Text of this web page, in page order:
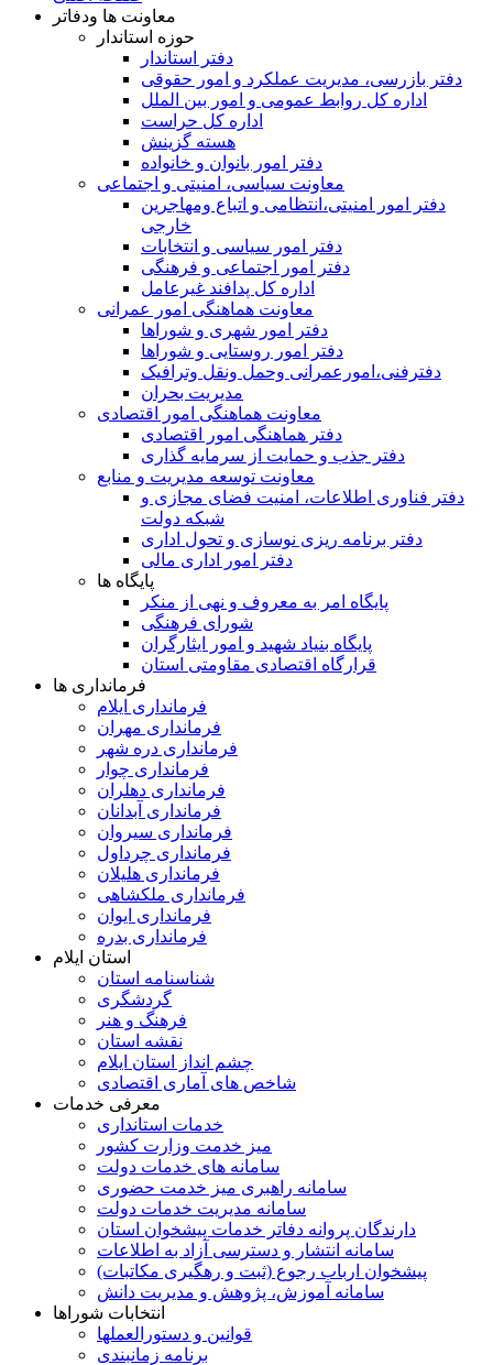
معاونت ها ودفاتر
حوزه استاندار
دفتر استاندار
دفتر بازرسی، مدیریت عملکرد و امور حقوقی
اداره کل روابط عمومی و امور بین الملل
اداره کل حراست
هسته گزینش
دفتر امور بانوان و خانواده
معاونت سیاسی، امنیتی و اجتماعی
دفتر امور امنيتی،انتظامی و اتباع ومهاجرین
خارجی
دفتر امور سیاسی و انتخابات
دفتر امور اجتماعی و فرهنگی
اداره کل پدافند غیرعامل
معاونت هماهنگی امور عمرانی
دفتر امور شهری و شوراها
دفتر امور روستایی و شوراها
دفترفنی،امورعمرانی وحمل ونقل وترافيک
مدیریت بحران
معاونت هماهنگی امور اقتصادی
دفتر هماهنگی امور اقتصادی
دفتر جذب و حمایت از سرمایه گذاری
معاونت توسعه مدیریت و منابع
دفتر فناوری اطلاعات، امنیت فضای مجازی و
شبکه دولت
دفتر برنامه ریزی نوسازی و تحول اداری
دفتر امور اداری مالی
پایگاه ها
پایگاه امر به معروف و نهی از منکر
شورای فرهنگی
پایگاه بنیاد شهید و امور ایثارگران
قرارگاه اقتصادی مقاومتی استان
فرمانداری ها
فرمانداری ایلام
فرمانداری مهران
فرمانداری دره شهر
فرمانداری چوار
فرمانداری دهلران
فرمانداری آبدانان
فرمانداری سیروان
فرمانداری چرداول
فرمانداری هلیلان
فرمانداری ملکشاهی
فرمانداری ایوان
فرمانداری بدره
استان ایلام
شناسنامه استان
گردشگری
فرهنگ و هنر
نقشه استان
چشم انداز استان ایلام
شاخص های آماری اقتصادی
معرفی خدمات
خدمات استانداری
میز خدمت وزارت کشور
سامانه های خدمات دولت
سامانه راهبری میز خدمت حضوری
سامانه مدیریت خدمات دولت
دارندگان پروانه دفاتر خدمات پیشخوان استان
سامانه انتشار و دسترسی آزاد به اطلاعات
پیشخوان ارباب رجوع (ثبت و رهگیری مکاتبات)
سامانه آموزش، پژوهش و مدیریت دانش
انتخابات شوراها
قوانین و دستورالعملها
برنامه زمانبندی